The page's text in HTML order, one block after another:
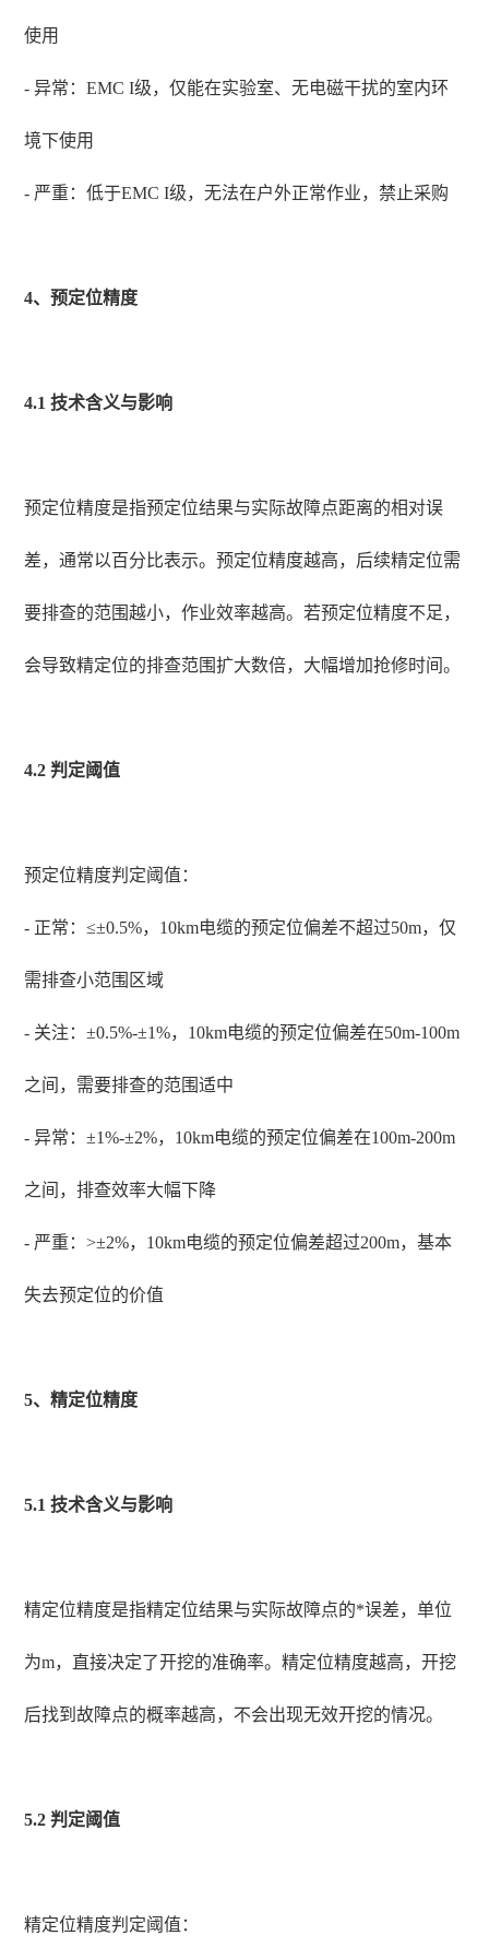
使用
- 异常：EMC I级，仅能在实验室、无电磁干扰的室内环
境下使用
- 严重：低于EMC I级，无法在户外正常作业，禁止采购
4、预定位精度
4.1 技术含义与影响
预定位精度是指预定位结果与实际故障点距离的相对误
差，通常以百分比表示。预定位精度越高，后续精定位需
要排查的范围越小，作业效率越高。若预定位精度不足，
会导致精定位的排查范围扩大数倍，大幅增加抢修时间。
4.2 判定阈值
预定位精度判定阈值：
- 正常：≤±0.5%，10km电缆的预定位偏差不超过50m，仅
需排查小范围区域
- 关注：±0.5%-±1%，10km电缆的预定位偏差在50m-100m
之间，需要排查的范围适中
- 异常：±1%-±2%，10km电缆的预定位偏差在100m-200m
之间，排查效率大幅下降
- 严重：>±2%，10km电缆的预定位偏差超过200m，基本
失去预定位的价值
5、精定位精度
5.1 技术含义与影响
精定位精度是指精定位结果与实际故障点的*误差，单位
为m，直接决定了开挖的准确率。精定位精度越高，开挖
后找到故障点的概率越高，不会出现无效开挖的情况。
5.2 判定阈值
精定位精度判定阈值：